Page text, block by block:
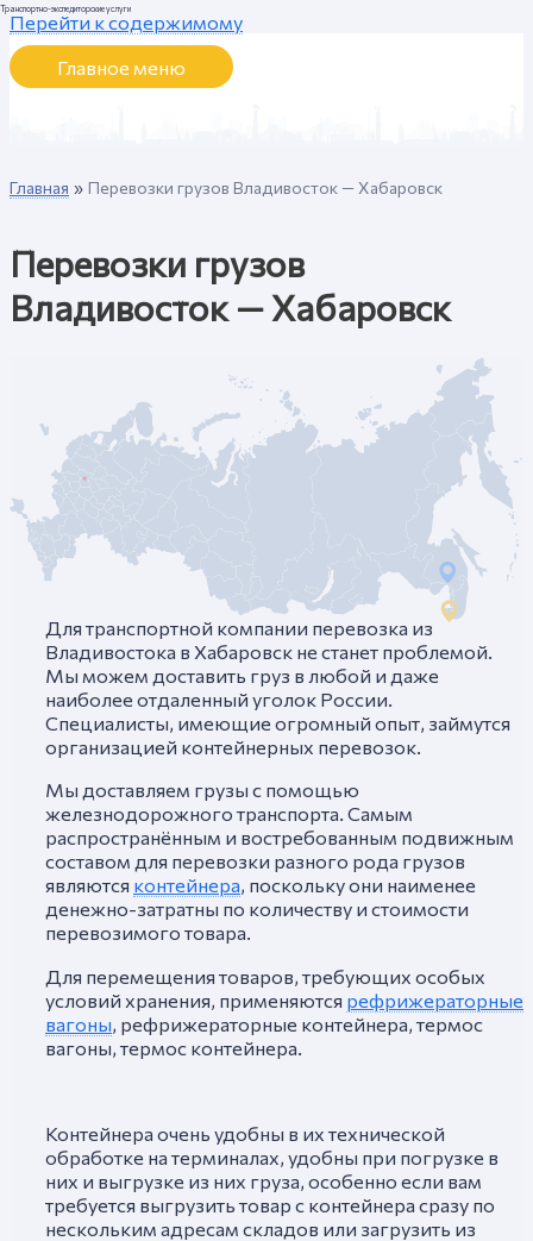
Перейти к содержимому
Транспортно-экспедиторские услуги
Главное меню
Главная Перевозки грузов Владивосток — Хабаровск
Перевозки грузов
Владивосток — Хабаровск
Для транспортной компании перевозка из
Владивостока в Хабаровск не станет проблемой.
Мы можем доставить груз в любой и даже
наиболее отдаленный уголок России.
Специалисты, имеющие огромный опыт, займутся
организацией контейнерных перевозок.
Мы доставляем грузы с помощью
железнодорожного транспорта. Самым
распространённым и востребованным подвижным
составом для перевозки разного рода грузов
являются контейнера, поскольку они наименее
денежно-затратны по количеству и стоимости
перевозимого товара.
Для перемещения товаров, требующих особых
условий хранения, применяются рефрижераторные
вагоны, рефрижераторные контейнера, термос
вагоны, термос контейнера.
Контейнера очень удобны в их технической
обработке на терминалах, удобны при погрузке в
них и выгрузке из них груза, особенно если вам
требуется выгрузить товар с контейнера сразу по
нескольким адресам складов или загрузить из